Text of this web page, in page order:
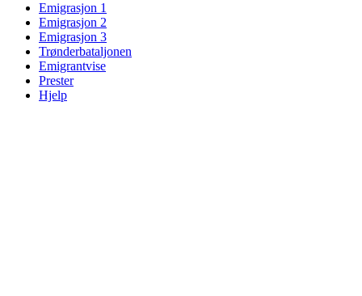
Emigrasjon 1
Emigrasjon 2
Emigrasjon 3
Trønderbataljonen
Emigrantvise
Prester
Hjelp